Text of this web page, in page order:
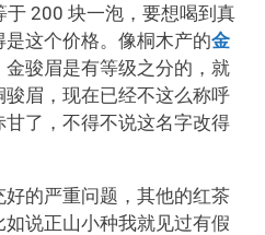
200 块一泡，要想喝到真
是这个价格。像桐木产的金
金骏眉是有等级之分的，就
眉，现在已经不这么称呼
了，不得不说这名字改得
的严重问题，其他的红茶
说正山小种我就见过有假